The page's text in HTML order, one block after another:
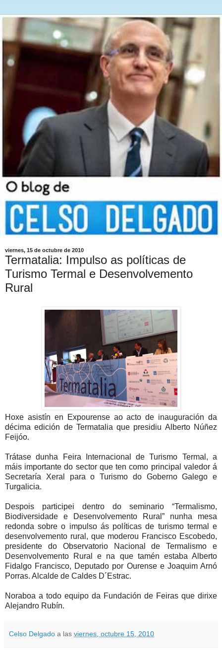
viernes, 15 de octubre de 2010
Termatalia: Impulso as políticas de
Turismo Termal e Desenvolvemento
Rural
Hoxe asistín en Expourense ao acto de inauguración da
décima edición de Termatalia que presidiu Alberto Núñez
Feijóo.
Trátase dunha Feira Internacional de Turismo Termal, a
máis importante do sector que ten como principal valedor á
Secretaría Xeral para o Turismo do Goberno Galego e
Turgalicia.
Despois participei dentro do seminario “Termalismo,
Biodiversidade e Desenvolvemento Rural” nunha mesa
redonda sobre o impulso ás políticas de turismo termal e
desenvolvemento rural, que moderou Francisco Escobedo,
presidente do Observatorio Nacional de Termalismo e
Desenvolvemento Rural e na que tamén estaba Alberto
Fidalgo Francisco, Deputado por Ourense e Joaquim Arnó
Porras. Alcalde de Caldes D´Estrac.
Noraboa a todo equipo da Fundación de Feiras que dirixe
Alejandro Rubín.
Celso Delgado a las viernes, octubre 15, 2010